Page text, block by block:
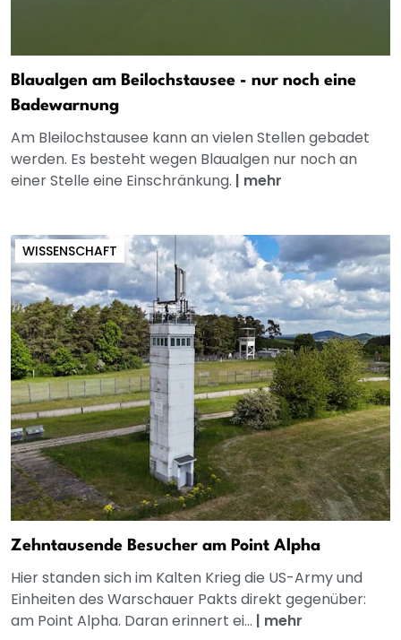
Blaualgen am Beilochstausee - nur noch eine
Badewarnung
Am Bleilochstausee kann an vielen Stellen gebadet
werden. Es besteht wegen Blaualgen nur noch an
einer Stelle eine Einschränkung. | mehr
WISSENSCHAFT
Zehntausende Besucher am Point Alpha
Hier standen sich im Kalten Krieg die US-Army und
Einheiten des Warschauer Pakts direkt gegenüber:
am Point Alpha. Daran erinnert ei... | mehr